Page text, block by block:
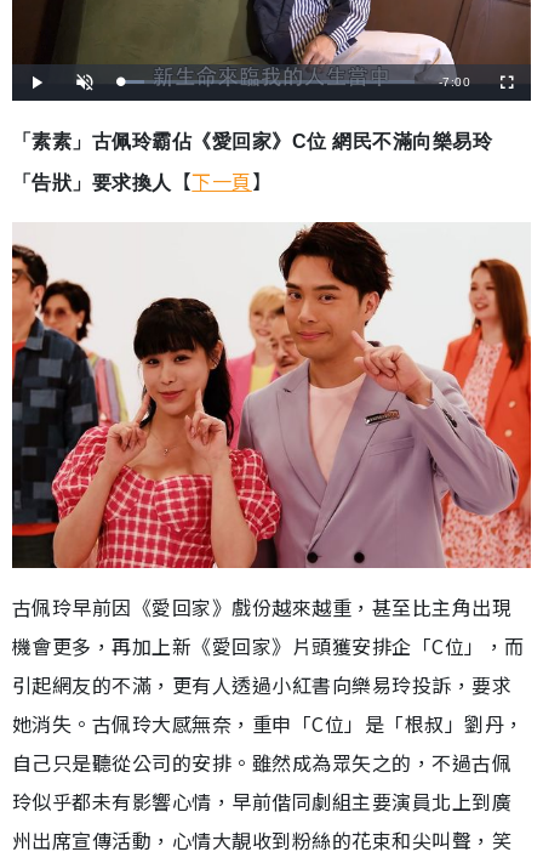
播
放
開
啟
載
入
:
7
7
1
%
剩
時
-7:00
全
螢
「素素」古佩玲霸佔《愛回家》C位 網民不滿向樂易玲
「告狀」要求換人
【下一頁】
古佩玲早前因《愛回家》戲份越來越重，甚至比主角出現
機會更多，再加上新《愛回家》片頭獲安排企「C位」，而
引起網友的不滿，更有人透過小紅書向樂易玲投訴，要求
她消失。古佩玲大感無奈，重申「C位」是「根叔」劉丹，
自己只是聽從公司的安排。雖然成為眾矢之的，不過古佩
玲似乎都未有影響心情，早前偕同劇組主要演員北上到廣
州出席宣傳活動，心情大靚收到粉絲的花束和尖叫聲，笑